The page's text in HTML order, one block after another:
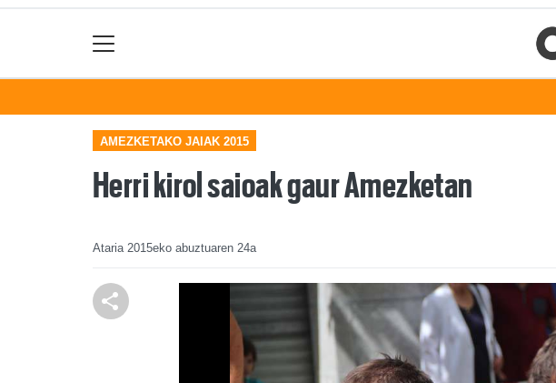
AMEZKETAKO JAIAK 2015
Herri kirol saioak gaur Amezketan
Ataria 2015eko abuztuaren 24a